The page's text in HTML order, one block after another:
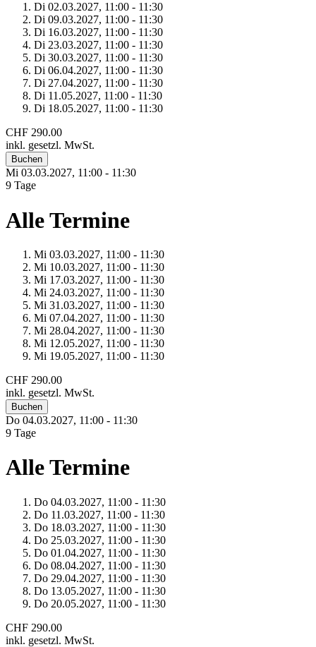
Di 02.03.2027, 11:00 - 11:30
Di 09.03.2027, 11:00 - 11:30
Di 16.03.2027, 11:00 - 11:30
Di 23.03.2027, 11:00 - 11:30
Di 30.03.2027, 11:00 - 11:30
Di 06.04.2027, 11:00 - 11:30
Di 27.04.2027, 11:00 - 11:30
Di 11.05.2027, 11:00 - 11:30
Di 18.05.2027, 11:00 - 11:30
CHF 290.00
inkl. gesetzl. MwSt.
Buchen
Mi 03.03.2027, 11:00 - 11:30
9 Tage
Alle Termine
Mi 03.03.2027, 11:00 - 11:30
Mi 10.03.2027, 11:00 - 11:30
Mi 17.03.2027, 11:00 - 11:30
Mi 24.03.2027, 11:00 - 11:30
Mi 31.03.2027, 11:00 - 11:30
Mi 07.04.2027, 11:00 - 11:30
Mi 28.04.2027, 11:00 - 11:30
Mi 12.05.2027, 11:00 - 11:30
Mi 19.05.2027, 11:00 - 11:30
CHF 290.00
inkl. gesetzl. MwSt.
Buchen
Do 04.03.2027, 11:00 - 11:30
9 Tage
Alle Termine
Do 04.03.2027, 11:00 - 11:30
Do 11.03.2027, 11:00 - 11:30
Do 18.03.2027, 11:00 - 11:30
Do 25.03.2027, 11:00 - 11:30
Do 01.04.2027, 11:00 - 11:30
Do 08.04.2027, 11:00 - 11:30
Do 29.04.2027, 11:00 - 11:30
Do 13.05.2027, 11:00 - 11:30
Do 20.05.2027, 11:00 - 11:30
CHF 290.00
inkl. gesetzl. MwSt.